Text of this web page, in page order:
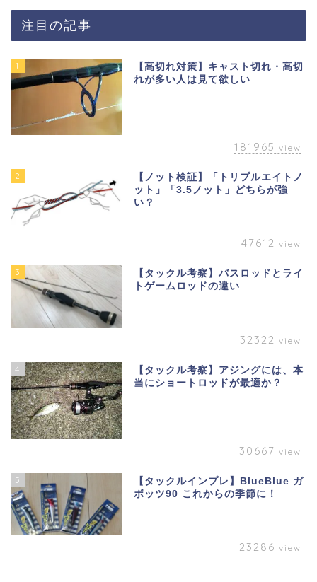
注目の記事
1
【高切れ対策】キャスト切れ・高切
れが多い人は見て欲しい
181965 view
2
【ノット検証】「トリプルエイトノ
ット」「3.5ノット」どちらが強
い？
47612 view
3
【タックル考察】バスロッドとライ
トゲームロッドの違い
32322 view
4
【タックル考察】アジングには、本
当にショートロッドが最適か？
30667 view
5
【タックルインプレ】BlueBlue ガ
ボッツ90 これからの季節に！
23286 view